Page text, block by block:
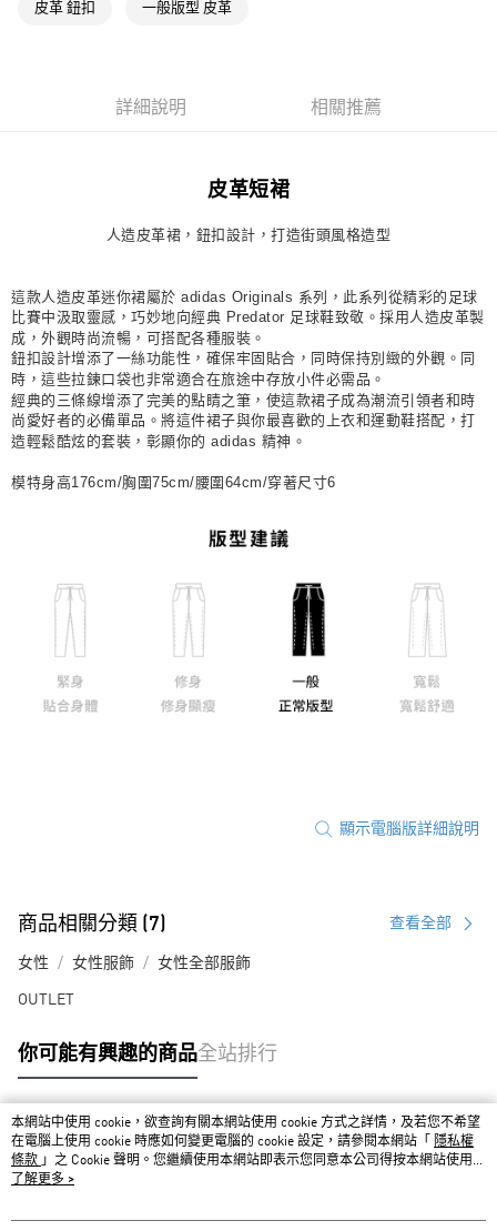
每筆NT$80，滿NT$1,500(含以上)免運費
付款後門市自取
每筆NT$80，滿NT$1,500(含以上)免運費
皮革 鈕扣 一般版型 皮革
詳細說明 相關推薦
皮革短裙
人造皮革裙，鈕扣設計，打造街頭風格造型
這款人造皮革迷你裙屬於 adidas Originals 系列，此系列從精彩的足球
比賽中汲取靈感，巧妙地向經典 Predator 足球鞋致敬。採用人造皮革製
成，外觀時尚流暢，可搭配各種服裝。
鈕扣設計增添了一絲功能性，確保牢固貼合，同時保持別緻的外觀。同
時，這些拉鍊口袋也非常適合在旅途中存放小件必需品。
經典的三條線增添了完美的點睛之筆，使這款裙子成為潮流引領者和時
尚愛好者的必備單品。將這件裙子與你最喜歡的上衣和運動鞋搭配，打
造輕鬆酷炫的套裝，彰顯你的 adidas 精神。
模特身高176cm/胸圍75cm/腰圍64cm/穿著尺寸6
顯示電腦版詳細說明
商品相關分類 (7) 查看全部
女性 女性服飾 女性全部服飾
OUTLET
你可能有興趣的商品全站排行
熱門標籤
本網站中使用 cookie，欲查詢有關本網站使用 cookie 方式之詳情，及若您不希望
在電腦上使用 cookie 時應如何變更電腦的 cookie 設定，請參閱本網站「
隱私權
條款 」之 Cookie 聲明。您繼續使用本網站即表示您同意本公司得按本網站使用條
款之 Cookie 聲明使用 cookie。
了解更多 >